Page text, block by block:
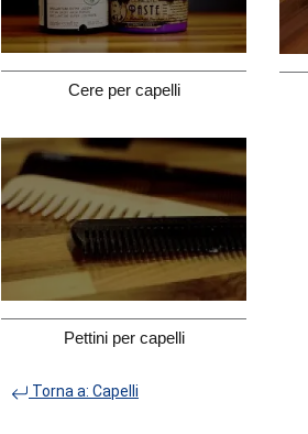
Cere per capelli
Pettini per capelli
Torna a: Capelli